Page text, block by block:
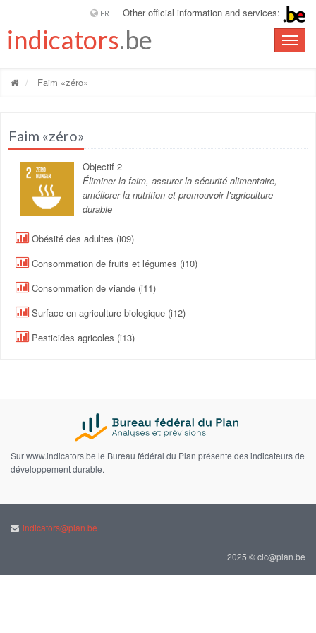
FR Other official information and services:
Toggle
indicators.be
Faim «zéro»
Faim «zéro»
Objectif 2
Éliminer la faim, assurer la sécurité alimentaire,
améliorer la nutrition et promouvoir l’agriculture
durable
Obésité des adultes (i09)
Consommation de fruits et légumes (i10)
Consommation de viande (i11)
Surface en agriculture biologique (i12)
Pesticides agricoles (i13)
Sur www.indicators.be le Bureau fédéral du Plan présente des indicateurs de
développement durable.
indicators@plan.be
2025 © cic@plan.be